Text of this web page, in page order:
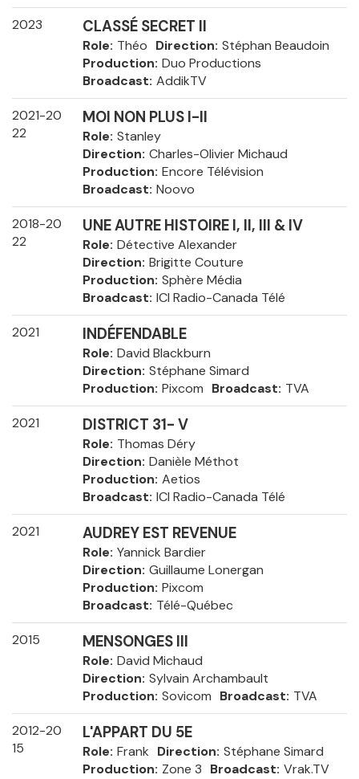
2023 CLASSÉ SECRET II
Role Théo Direction Stéphan Beaudoin
Production Duo Productions
Broadcast AddikTV
2021-20
22
MOI NON PLUS I-II
Role Stanley
Direction Charles-Olivier Michaud
Production Encore Télévision
Broadcast Noovo
2018-20
22
UNE AUTRE HISTOIRE I, II, III & IV
Role Détective Alexander
Direction Brigitte Couture
Production Sphère Média
Broadcast ICI Radio-Canada Télé
2021 INDÉFENDABLE
Role David Blackburn
Direction Stéphane Simard
Production Pixcom Broadcast TVA
2021 DISTRICT 31- V
Role Thomas Déry
Direction Danièle Méthot
Production Aetios
Broadcast ICI Radio-Canada Télé
2021 AUDREY EST REVENUE
Role Yannick Bardier
Direction Guillaume Lonergan
Production Pixcom
Broadcast Télé-Québec
2015 MENSONGES III
Role David Michaud
Direction Sylvain Archambault
Production Sovicom Broadcast TVA
2012-20
15
L'APPART DU 5E
Role Frank Direction Stéphane Simard
Production Zone 3 Broadcast Vrak.TV